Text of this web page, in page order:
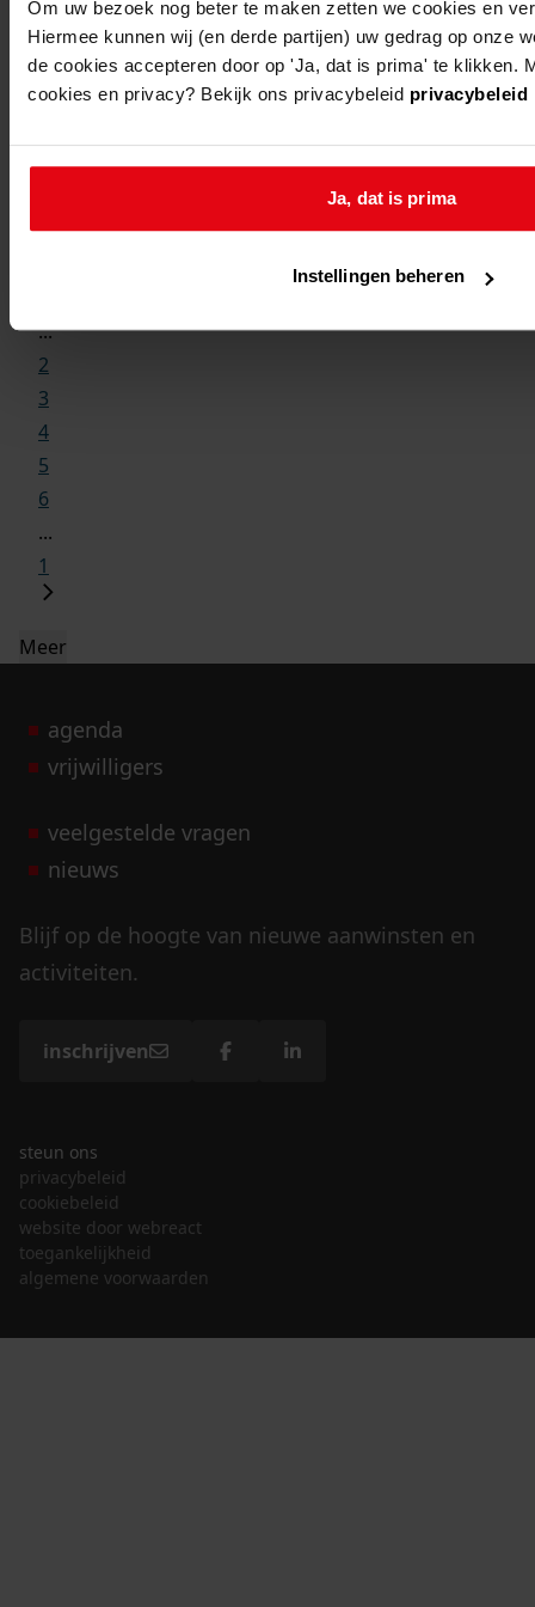
Om uw bezoek nog beter te maken zetten we cookies en
Hiermee kunnen wij (en derde partijen) uw gedrag op onze
de cookies accepteren door op 'Ja, dat is prima' te klikken.
cookies en privacy? Bekijk ons privacybeleid privacybeleid
Ja, dat is prima
Instellingen beheren
koggenlandde goorn, de
goorn 77
...
2
3
4
5
6
...
1
Meer
agenda
vrijwilligers
veelgestelde vragen
nieuws
Blijf op de hoogte van nieuwe aanwinsten en
activiteiten.
inschrijven
steun ons
privacybeleid
cookiebeleid
website door webreact
toegankelijkheid
algemene voorwaarden